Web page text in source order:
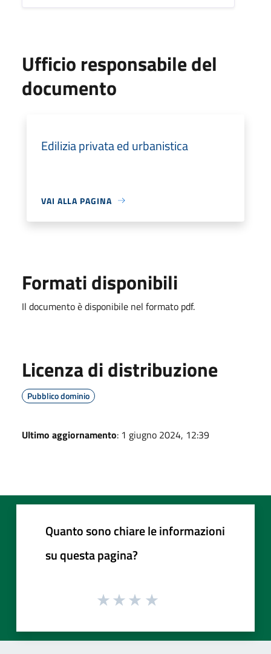
Ufficio responsabile del
documento
Edilizia privata ed urbanistica
VAI ALLA PAGINA
Formati disponibili
Il documento è disponibile nel formato pdf.
Licenza di distribuzione
Pubblico dominio
Ultimo aggiornamento: 1 giugno 2024, 12:39
Quanto sono chiare le informazioni
su questa pagina?